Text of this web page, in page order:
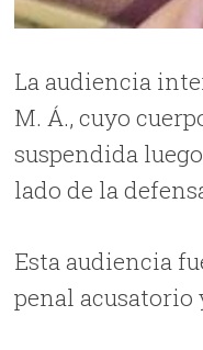
La audiencia
M. Á., cuyo
suspendida
lado de la
Esta audiencia
penal acusatorio